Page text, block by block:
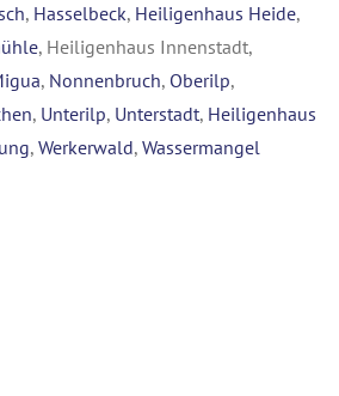
, Hasselbeck, Heiligenhaus Heide,
, Heiligenhaus Innenstadt,
, Nonnenbruch, Oberilp,
, Unterilp, Unterstadt, Heiligenhaus
, Werkerwald, Wassermangel